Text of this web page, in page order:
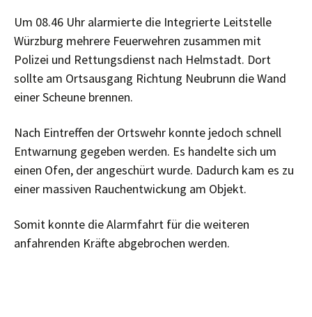
Um 08.46 Uhr alarmierte die Integrierte Leitstelle
Würzburg mehrere Feuerwehren zusammen mit
Polizei und Rettungsdienst nach Helmstadt. Dort
sollte am Ortsausgang Richtung Neubrunn die Wand
einer Scheune brennen.
Nach Eintreffen der Ortswehr konnte jedoch schnell
Entwarnung gegeben werden. Es handelte sich um
einen Ofen, der angeschürt wurde. Dadurch kam es zu
einer massiven Rauchentwickung am Objekt.
Somit konnte die Alarmfahrt für die weiteren
anfahrenden Kräfte abgebrochen werden.